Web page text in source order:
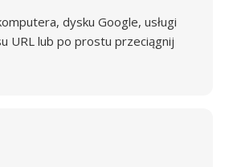
dysku Google, usługi
URL lub po prostu przeciągnij